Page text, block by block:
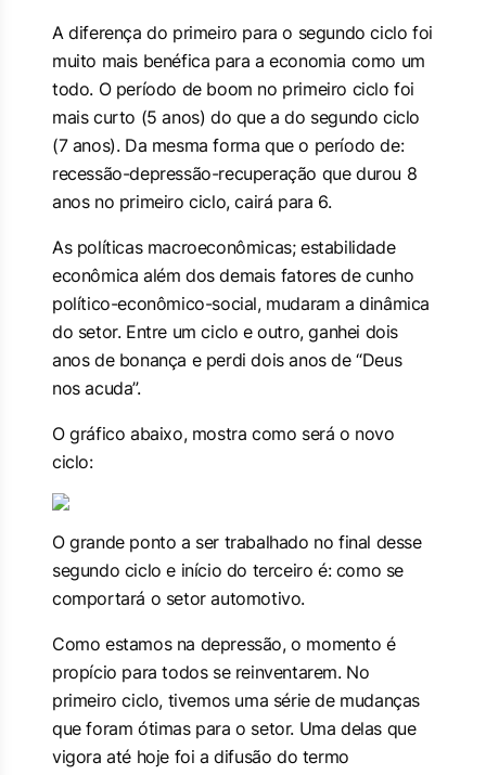
A diferença do primeiro para o segundo ciclo foi
muito mais benéfica para a economia como um
todo. O período de boom no primeiro ciclo foi
mais curto (5 anos) do que a do segundo ciclo
(7 anos). Da mesma forma que o período de:
recessão-depressão-recuperação que durou 8
anos no primeiro ciclo, cairá para 6.
As políticas macroeconômicas; estabilidade
econômica além dos demais fatores de cunho
político-econômico-social, mudaram a dinâmica
do setor. Entre um ciclo e outro, ganhei dois
anos de bonança e perdi dois anos de “Deus
nos acuda”.
O gráfico abaixo, mostra como será o novo
ciclo:
O grande ponto a ser trabalhado no final desse
segundo ciclo e início do terceiro é: como se
comportará o setor automotivo.
Como estamos na depressão, o momento é
propício para todos se reinventarem. No
primeiro ciclo, tivemos uma série de mudanças
que foram ótimas para o setor. Uma delas que
vigora até hoje foi a difusão do termo